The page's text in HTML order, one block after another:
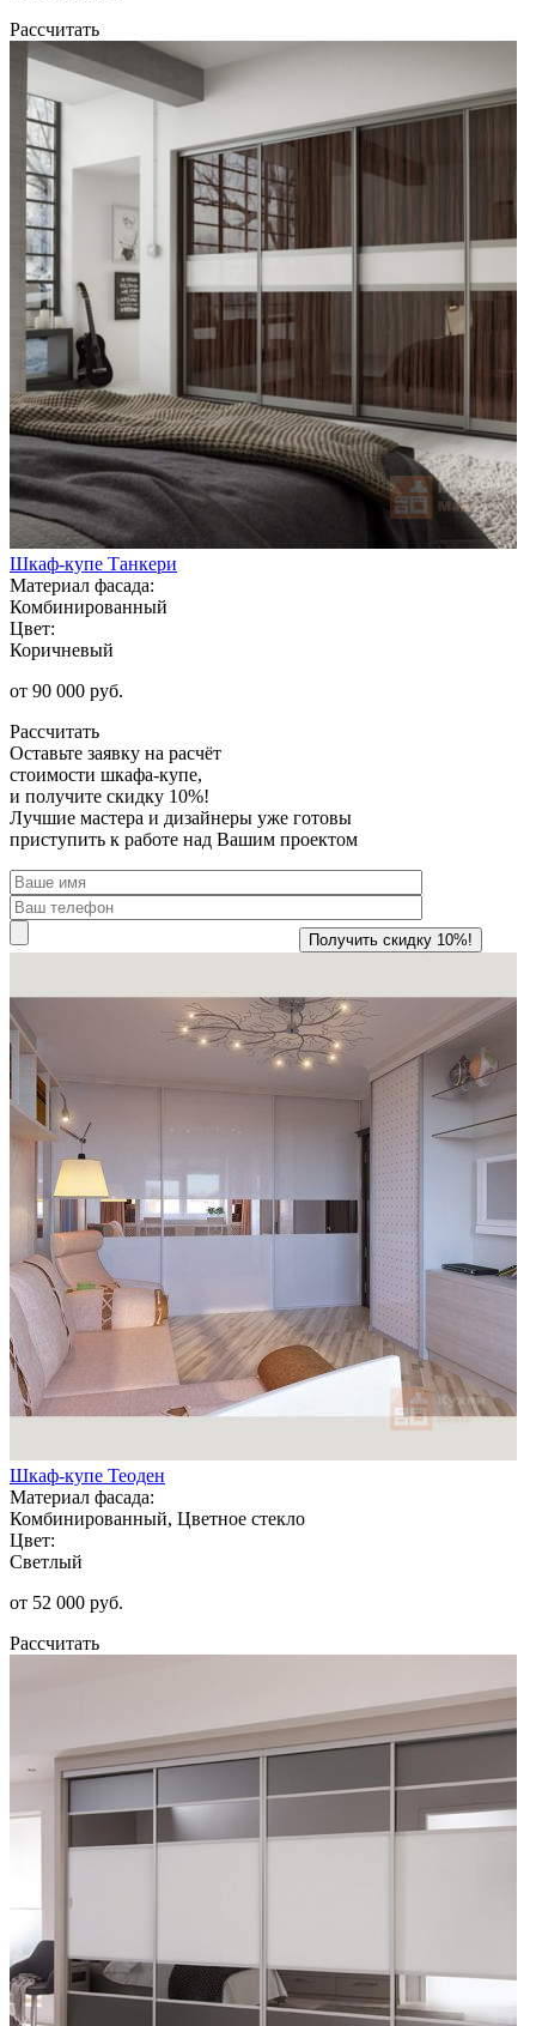
Рассчитать
Шкаф-купе Танкери
Материал фасада:
Комбинированный
Цвет:
Коричневый
от 90 000 руб.
Рассчитать
Оставьте заявку на расчёт
стоимости шкафа-купе,
и получите скидку 10%!
Лучшие мастера и дизайнеры уже готовы
приступить к работе над Вашим проектом
Шкаф-купе Теоден
Материал фасада:
Комбинированный, Цветное стекло
Цвет:
Светлый
от 52 000 руб.
Рассчитать